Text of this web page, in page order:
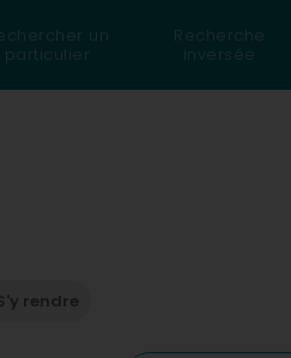
un
particulier
Recherche
inversée
rendre